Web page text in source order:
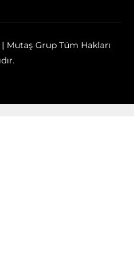
Mutaş Grup Tüm Hakları